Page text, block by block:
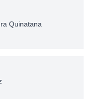
Quinatana